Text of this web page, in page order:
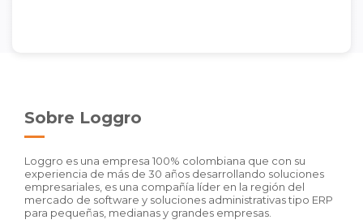
Sobre Loggro
Loggro es una empresa 100% colombiana que con su
experiencia de más de 30 años desarrollando soluciones
empresariales, es una compañía líder en la región del
mercado de software y soluciones administrativas tipo ERP
para pequeñas, medianas y grandes empresas.